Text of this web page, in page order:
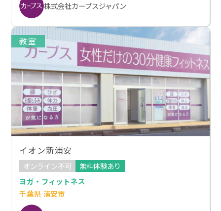
株式会社カーブスジャパン
教室
イオン新浦安
オンライン不可
無料体験あり
ヨガ・フィットネス
千葉県 浦安市